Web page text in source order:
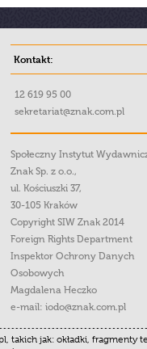
Kontakt:
12 619 95 00
sekretariat@znak.com.pl
Społeczny Instytut
Znak Sp. z o.o.,
ul. Kościuszki 37,
30-105 Kraków
Copyright SIW Znak 2014
Foreign Rights Department
Inspektor Ochrony Danych
Osobowych
Magdalena Heczko
e-mail: iodo@znak.com.pl
takich jak: okładki, fragmenty